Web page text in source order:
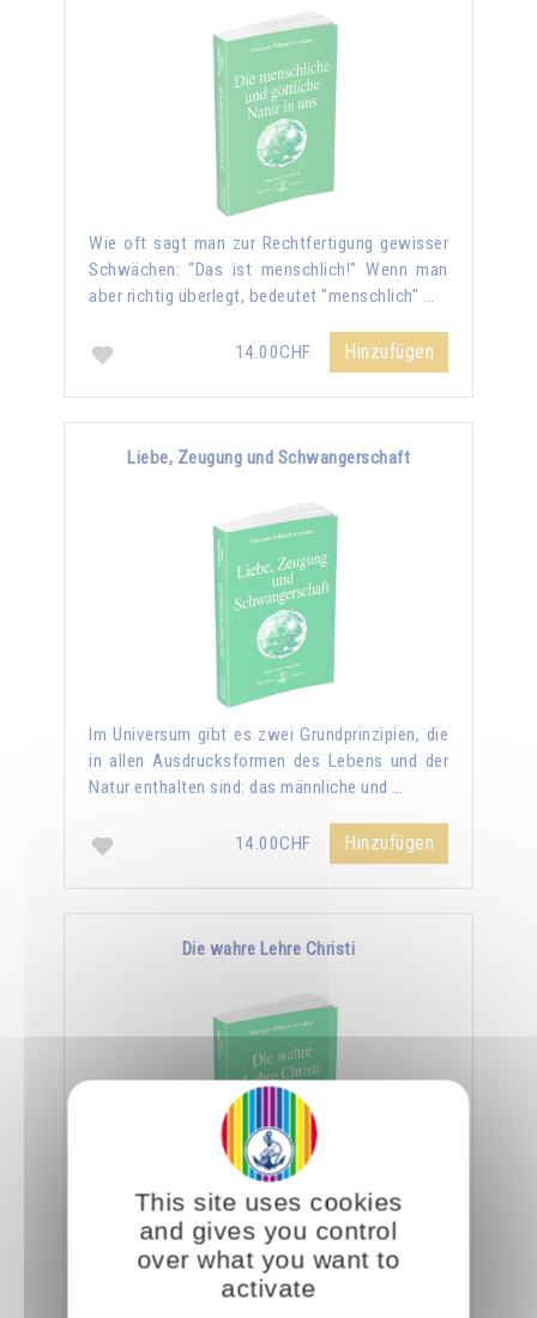
Wie oft sagt man zur Rechtfertigung gewisser
Schwächen: "Das ist menschlich!" Wenn man
aber richtig überlegt, bedeutet "menschlich" …
14.00CHF Hinzufügen
Liebe, Zeugung und Schwangerschaft
Im Universum gibt es zwei Grundprinzipien, die
in allen Ausdrucksformen des Lebens und der
Natur enthalten sind: das männliche und …
14.00CHF Hinzufügen
Die wahre Lehre Christi
Omraam Mikhaël Aïvanhov zufolge ist die
ganze Lehre Christi in den wenigen Zeilen des
Vaterunser enthalten. Er sagt: "Ein Eingeweihter
This site uses cookies
and gives you control
over what you want to
activate